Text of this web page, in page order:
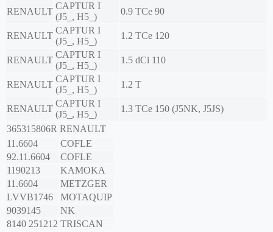
RENAULT
CAPTUR I
(J5_, H5_)
0.9 TCe 90
RENAULT
CAPTUR I
(J5_, H5_)
1.2 TCe 120
RENAULT
CAPTUR I
(J5_, H5_)
1.5 dCi 110
RENAULT
CAPTUR I
(J5_, H5_)
1.2 T
RENAULT
CAPTUR I
(J5_, H5_)
1.3 TCe 150 (J5NK, J5JS)
365315806R RENAULT
11.6604
COFLE
92.11.6604
COFLE
1190213
KAMOKA
11.6604
METZGER
LVVB1746
MOTAQUIP
9039145
NK
8140 251212 TRISCAN